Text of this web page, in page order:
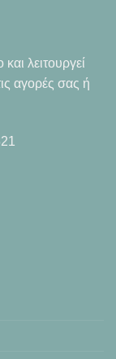
λειτουργεί
αγορές σας ή